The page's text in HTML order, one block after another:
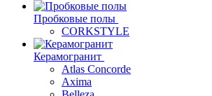
Пробковые полы
CORKSTYLE
Керамогранит
Atlas Concorde
Axima